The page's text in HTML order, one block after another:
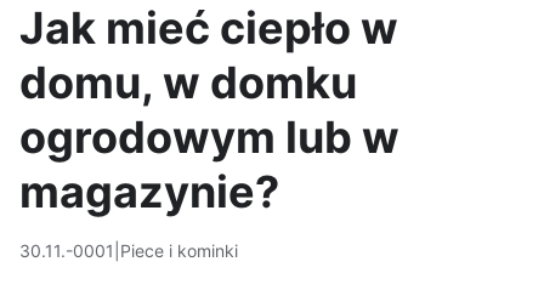
Jak mieć ciepło w
domu, w domku
ogrodowym lub w
magazynie?
30.11.-0001 Piece i kominki